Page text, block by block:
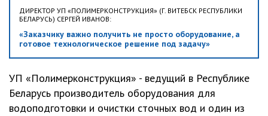
ДИРЕКТОР УП «ПОЛИМЕРКОНСТРУКЦИЯ» (Г. ВИТЕБСК РЕСПУБЛИКИ
БЕЛАРУСЬ) СЕРГЕЙ ИВАНОВ:
«Заказчику важно получить не просто оборудование, а
готовое технологическое решение под задачу»
УП «Полимерконструкция» - ведущий в Республике
Беларусь производитель оборудования для
водоподготовки и очистки сточных вод и один из